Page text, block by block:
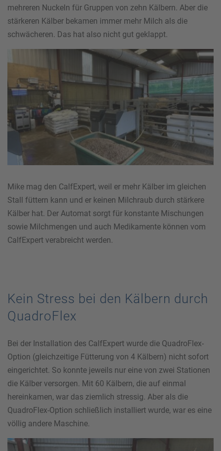
mehreren Nuckeln für Gruppen von zehn Kälbern. Aber die
stärkeren Kälber bekamen immer mehr Milch als die
schwächeren. Das hat also nicht gut geklappt.
Mike mag den CalfExpert, weil er mehr Kälber im gleichen
Stall füttern kann und er keinen Milchraub durch stärkere
Kälber hat. Der Automat sorgt für konstante Mischungen
sowie Milchmengen und auch Medikamente können vom
CalfExpert verabreicht werden.
Kein Stress bei den Kälbern durch
QuadroFlex
Bei der Installation des CalfExpert wurde die QuadroFlex-
Option (gleichzeitige Fütterung von 4 Kälbern) nicht sofort
eingerichtet. So konnte jeweils nur eine von zwei Stationen
die Kälber versorgen. Mit 60 Kälbern, die auf einmal
hereinkamen, war das ziemlich stressig. Aber als die
QuadroFlex-Option schließlich installiert wurde, war es eine
völlig andere Maschine.